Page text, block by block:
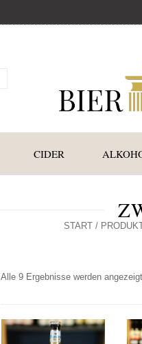
CIDER
START/
Alle 9 Ergebnisse werden angezeigt